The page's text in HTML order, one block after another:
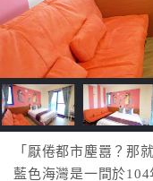
直
接
跟
飯
店
訂
房
「厭倦都市塵囂？那
藍色海灣是一間於